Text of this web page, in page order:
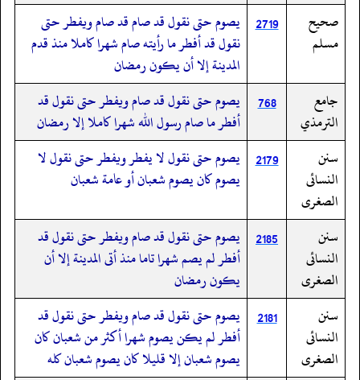
صحيح
مسلم
2719
يصوم حتى نقول قد صام قد صام ويفطر حتى
نقول قد أفطر ما رأيته صام شهرا كاملا منذ قدم
المدينة إلا أن يكون رمضان
جامع
الترمذي
768
يصوم حتى نقول قد صام ويفطر حتى نقول قد
أفطر ما صام رسول الله شهرا كاملا إلا رمضان
سنن
النسائى
الصغرى
2179
يصوم حتى نقول لا يفطر ويفطر حتى نقول لا
يصوم كان يصوم شعبان أو عامة شعبان
سنن
النسائى
الصغرى
2185
يصوم حتى نقول قد صام ويفطر حتى نقول قد
أفطر لم يصم شهرا تاما منذ أتى المدينة إلا أن
يكون رمضان
سنن
النسائى
الصغرى
2181
يصوم حتى نقول قد صام ويفطر حتى نقول قد
أفطر لم يكن يصوم شهرا أكثر من شعبان كان
يصوم شعبان إلا قليلا كان يصوم شعبان كله